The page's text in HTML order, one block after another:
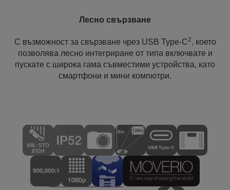
Лесно свързване
С възможност за свързване чрез USB Type-C2, което
позволява лесно интегриране от типа включвате и
пускате с широка гама съвместими устройства, като
смартфони и мини компютри.